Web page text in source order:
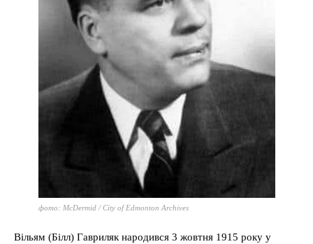
фото: McDermid / City of Edmonton Archives
Вільям (Білл) Гавриляк народився 3 жовтня 1915 року у